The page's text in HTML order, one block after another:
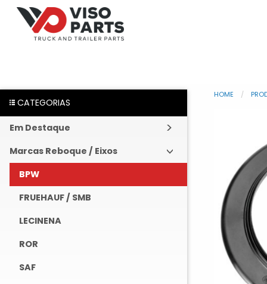
CATEGORIAS
Em Destaque
Marcas Reboque / Eixos
BPW
FRUEHAUF / SMB
LECINENA
ROR
SAF
HOME